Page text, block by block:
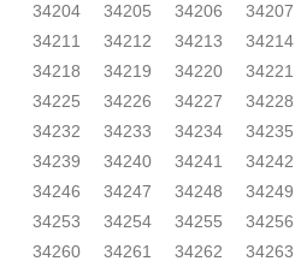
34204
34205 34206 34207
34211
34212 34213 34214
34218
34219 34220 34221
34225
34226 34227 34228
34232
34233 34234 34235
34239
34240 34241 34242
34246
34247 34248 34249
34253
34254 34255 34256
34260
34261 34262 34263